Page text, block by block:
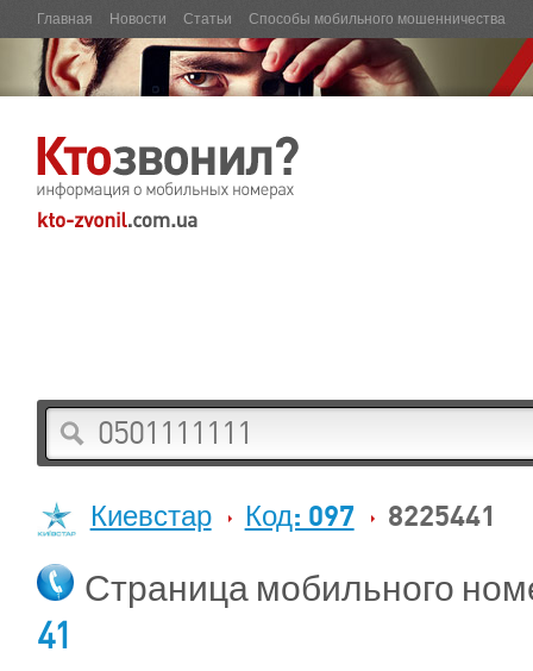
Главная Новости Статьи Способы мобильного мошенничества
Киевстар Код: 097 8225441
Страница мобильного
41